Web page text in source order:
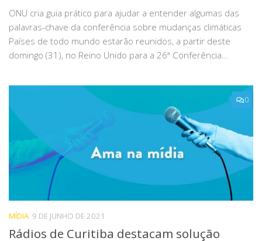
ONU cria guia prático para ajudar a entender algumas das
palavras-chave da conferência sobre mudanças climáticas
Países de todo mundo estarão reunidos, a partir deste
domingo (31), no Reino Unido para a 26ª Conferência...
0
MÍDIA 9 DE JUNHO DE 2021
Rádios de Curitiba destacam solução